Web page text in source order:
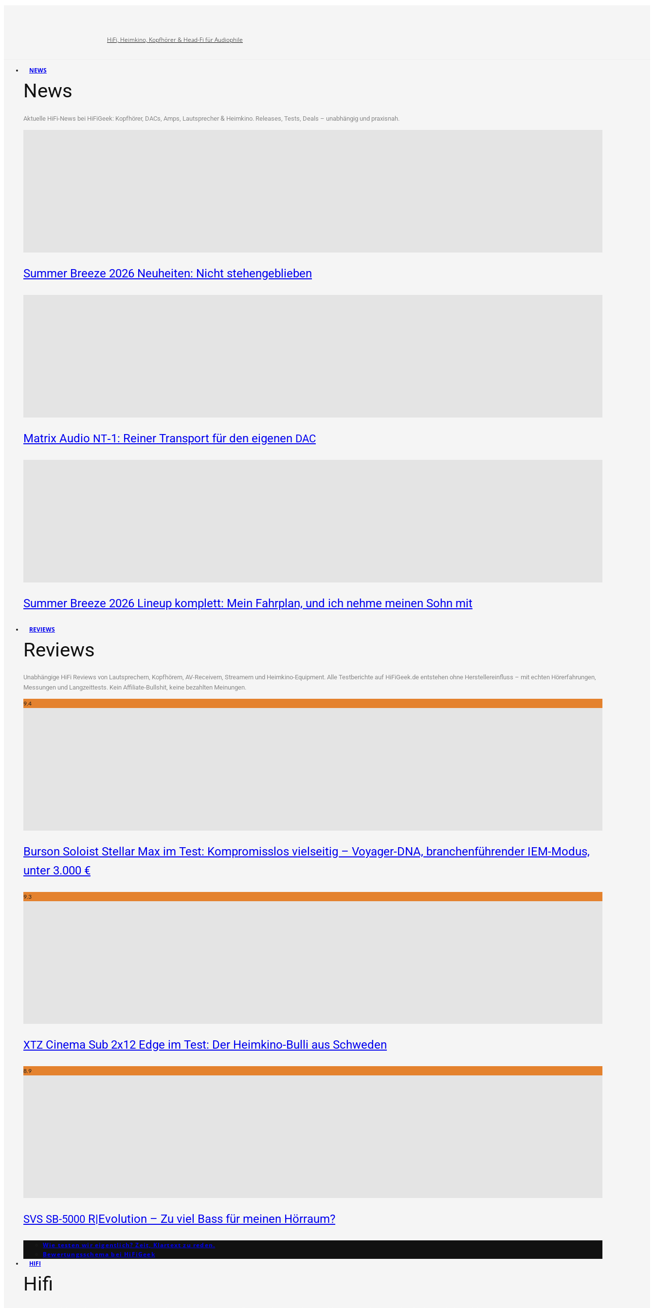
HiFi, Heimkino, Kopfhörer & Head-Fi für Audiophile
NEWS
News
Aktu­el­le HiFi-News bei HiFi­Ge­ek: Kopf­hö­rer, DACs, Amps, Laut­spre­cher & Heim­ki­no. Releases, Tests, Deals – unab­hän­gig und praxisnah.
Summer Breeze 2026 Neuheiten: Nicht stehengeblieben
Matrix Audio NT‑1: Reiner Transport für den eigenen DAC
Summer Breeze 2026 Lineup komplett: Mein Fahrplan, und ich nehme meinen Sohn mit
REVIEWS
Reviews
Unab­hän­gi­ge HiFi Reviews von Laut­spre­chern, Kopf­hö­rern, AV-Recei­vern, Strea­mern und Heim­ki­no-Equip­ment. Alle Test­be­rich­te auf HiFiGeek.de ent­ste­hen ohne Her­stel­ler­ein­fluss – mit ech­ten Hör­erfah­run­gen,
Mes­sun­gen und Lang­zeit­tests. Kein Affi­lia­te-Bull­shit, kei­ne bezahl­ten Meinungen.
9.4
Burson Soloist Stellar Max im Test: Kompromisslos vielseitig – Voyager-DNA, branchenführender IEM-Modus,
unter 3.000 €
9.3
XTZ Cinema Sub 2x12 Edge im Test: Der Heimkino-Bulli aus Schweden
8.9
SVS SB-5000 R|Evolution – Zu viel Bass für meinen Hörraum?
Wie testen wir eigentlich? Zeit, Klartext zu reden.
Bewertungs­schema bei HiFiGeek
HIFI
Hifi